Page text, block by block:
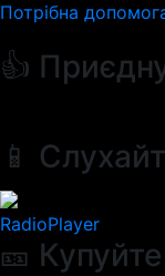
Потрібна
👍
📱
RadioPlayer
🎫